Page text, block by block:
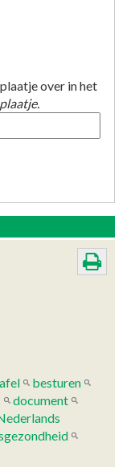
over in het
besturen
document